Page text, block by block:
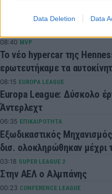
Data Deletion Data
09:05OPINION
Δεν νίκησε και πρέπει να
08:40 MVP
Το νέο hypercar της
ερωτευτήκαμε τα
08:15 EUROPA LEAGUE
Europa League: Δύσκολο
Άντερλεχτ
06:35 ΕΠΙΚΑΙΡΟΤΗΤΑ
Εξωδικαστικός
δισ. ολοκληρώθηκαν μέχρι
03:18 SUPER LEAGUE 2
Στην ΑΕΛ ο Αλμπάνης
00:23 CONFERENCE LEAGUE